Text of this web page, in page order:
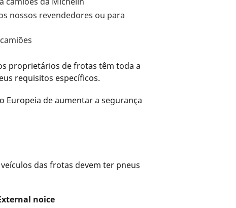
nossos revendedores ou para
proprietários de frotas têm toda a
requisitos específicos.
Europeia de aumentar a segurança
das frotas devem ter pneus
noice